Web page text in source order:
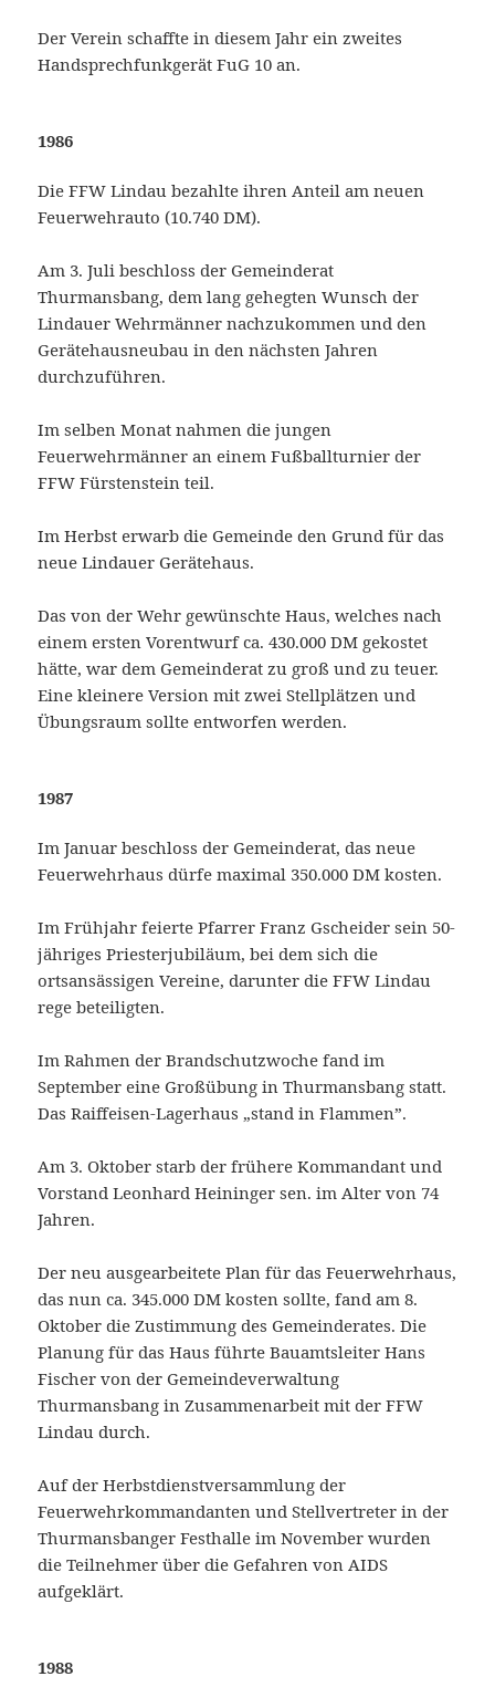
Der Verein schaffte in diesem Jahr ein zweites
Handsprechfunkgerät FuG 10 an.
1986
Die FFW Lindau bezahlte ihren Anteil am neuen
Feuerwehrauto (10.740 DM).
Am 3. Juli beschloss der Gemeinderat
Thurmansbang, dem lang gehegten Wunsch der
Lindauer Wehrmänner nachzukommen und den
Gerätehausneubau in den nächsten Jahren
durchzuführen.
Im selben Monat nahmen die jungen
Feuerwehrmänner an einem Fußballturnier der
FFW Fürstenstein teil.
Im Herbst erwarb die Gemeinde den Grund für das
neue Lindauer Gerätehaus.
Das von der Wehr gewünschte Haus, welches nach
einem ersten Vorentwurf ca. 430.000 DM gekostet
hätte, war dem Gemeinderat zu groß und zu teuer.
Eine kleinere Version mit zwei Stellplätzen und
Übungsraum sollte entworfen werden.
1987
Im Januar beschloss der Gemeinderat, das neue
Feuerwehrhaus dürfe maximal 350.000 DM kosten.
Im Frühjahr feierte Pfarrer Franz Gscheider sein 50-
jähriges Priesterjubiläum, bei dem sich die
ortsansässigen Vereine, darunter die FFW Lindau
rege beteiligten.
Im Rahmen der Brandschutzwoche fand im
September eine Großübung in Thurmansbang statt.
Das Raiffeisen-Lagerhaus „stand in Flammen”.
Am 3. Oktober starb der frühere Kommandant und
Vorstand Leonhard Heininger sen. im Alter von 74
Jahren.
Der neu ausgearbeitete Plan für das Feuerwehrhaus,
das nun ca. 345.000 DM kosten sollte, fand am 8.
Oktober die Zustimmung des Gemeinderates. Die
Planung für das Haus führte Bauamtsleiter Hans
Fischer von der Gemeindeverwaltung
Thurmansbang in Zusammenarbeit mit der FFW
Lindau durch.
Auf der Herbstdienstversammlung der
Feuerwehrkommandanten und Stellvertreter in der
Thurmansbanger Festhalle im November wurden
die Teilnehmer über die Gefahren von AIDS
aufgeklärt.
1988